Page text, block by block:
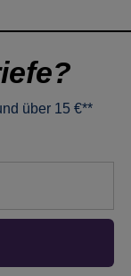
über 15 €**